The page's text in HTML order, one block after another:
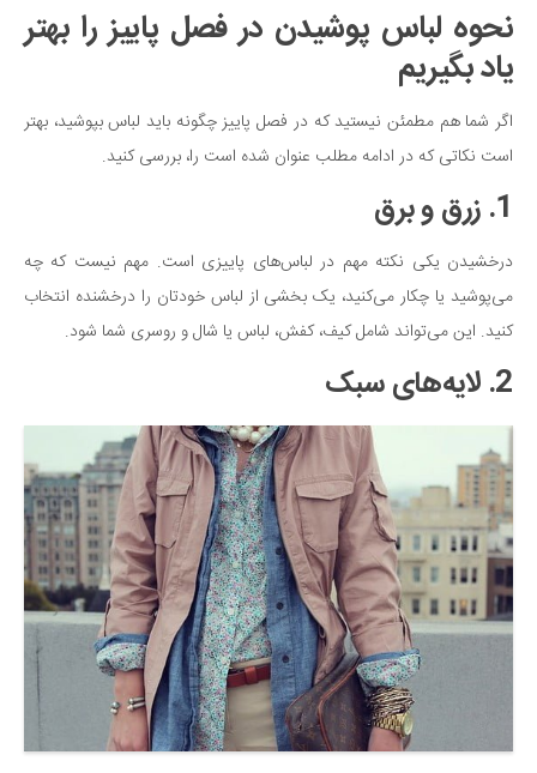
روانشناسی
مراکز پزشکی و دارویی
فرهنگ و هنر
سینما و تئاتر
موسیقی
چهره‌ها
عکاسی و هنرهای تجسمی
کتاب و کتاب‌خوانی
تاریخ
معماری
علمی
فناوری‌ها
نجوم و هوا فضا
زمین و محیط زیست
خودرو
دانستنی‌ها
بازی
نحوه لباس پوشیدن در فصل پاییز را بهتر
یاد بگیریم
اگر شما هم مطمئن نیستید که در فصل پاییز چگونه باید لباس بپوشید، بهتر
است نکاتی که در ادامه مطلب عنوان شده است را، بررسی کنید.
1. زرق و برق
درخشیدن یکی نکته مهم در لباس‌های پاییزی است. مهم نیست که چه
می‌پوشید یا چکار می‌کنید، یک بخشی از لباس خودتان را درخشنده انتخاب
کنید. این می‌تواند شامل کیف، کفش، لباس یا شال و روسری شما شود.
2. لایه‌های سبک